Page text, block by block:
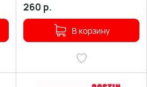
260 р.
В корзину